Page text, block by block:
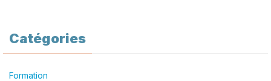
Catégories
Formation